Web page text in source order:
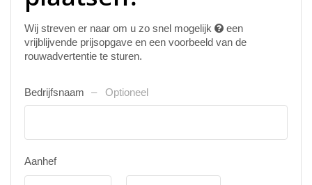
Wij streven er naar om u zo snel mogelijk
een
vrijblijvende prijsopgave en een voorbeeld van de
rouwadvertentie te sturen.
Bedrijfsnaam Optioneel
Aanhef